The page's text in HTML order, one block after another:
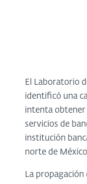
El Laboratorio
identificó una
intenta obtener
servicios de
institución
norte de
La propagación